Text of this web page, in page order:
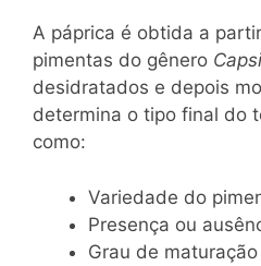
A páprica é obtida a
pimentas do gênero
desidratados e depois
determina o tipo final do
como:
Variedade do
Presença ou
Grau de